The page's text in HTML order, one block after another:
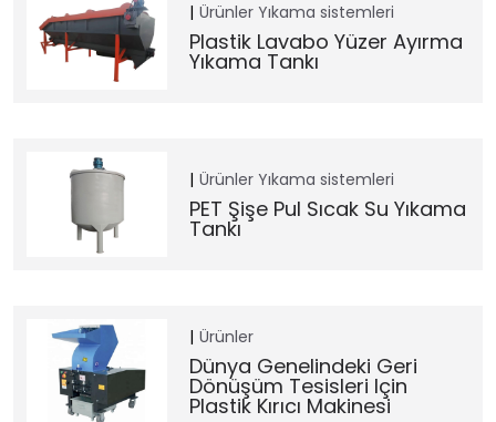
Ürünler Yıkama sistemleri
Plastik Lavabo Yüzer Ayırma
Yıkama Tankı
Ürünler Yıkama sistemleri
PET Şişe Pul Sıcak Su Yıkama
Tankı
Ürünler
Dünya Genelindeki Geri
Dönüşüm Tesisleri Için
Plastik Kırıcı Makinesi